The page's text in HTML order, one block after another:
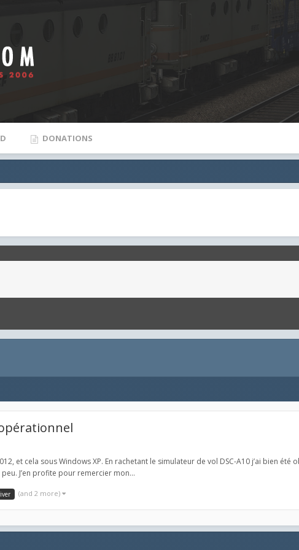
DONATIONS
et cela sous Windows XP. En rachetant le simulateur de vol DSC-A10 j’ai bien
J’en profite pour remercier mon...
(and 2 more)